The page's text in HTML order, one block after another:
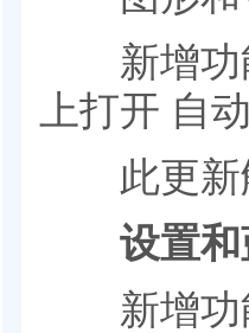
新增功能
上打开 自
此更新解
设置和
新增功能